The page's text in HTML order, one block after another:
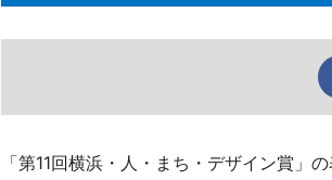
「第11回横浜・人・まち・デザイン賞」